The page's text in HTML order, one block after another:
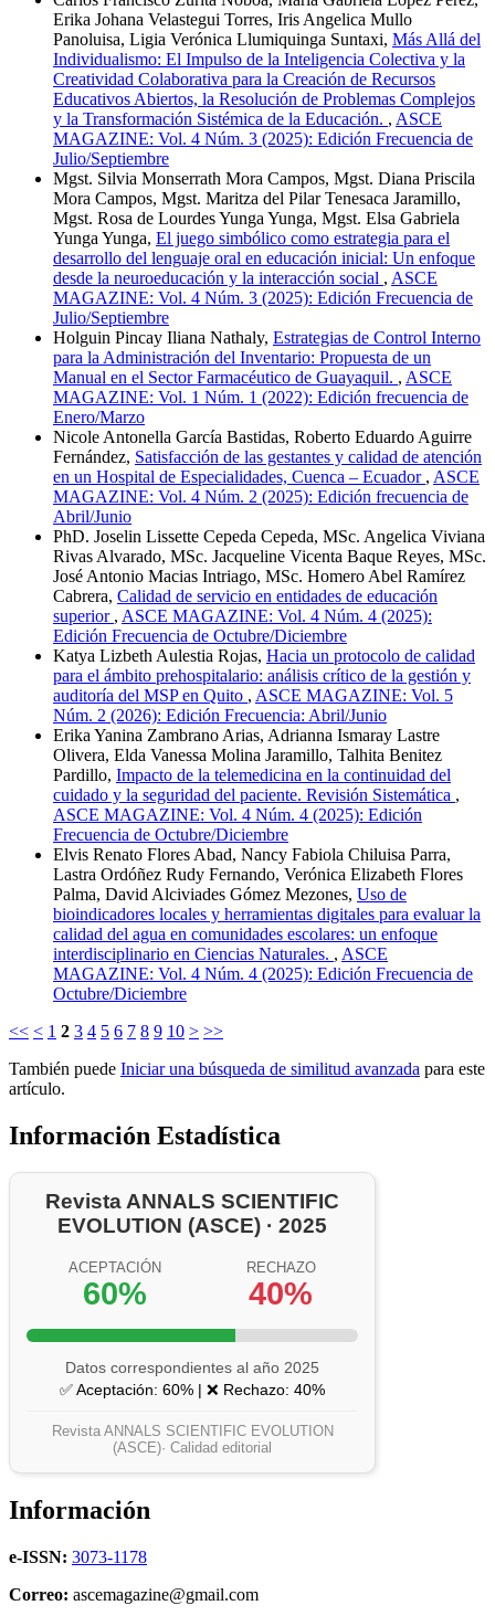
Erika Johana Velastegui Torres, Iris Angelica Mullo
Panoluisa, Ligia Verónica Llumiquinga Suntaxi, Más Allá del
Individualismo: El Impulso de la Inteligencia Colectiva y la
Creatividad Colaborativa para la Creación de Recursos
Educativos Abiertos, la Resolución de Problemas Complejos
y la Transformación Sistémica de la Educación. , ASCE
MAGAZINE: Vol. 4 Núm. 3 (2025): Edición Frecuencia de
Julio/Septiembre
Mgst. Silvia Monserrath Mora Campos, Mgst. Diana Priscila
Mora Campos, Mgst. Maritza del Pilar Tenesaca Jaramillo,
Mgst. Rosa de Lourdes Yunga Yunga, Mgst. Elsa Gabriela
Yunga Yunga, El juego simbólico como estrategia para el
desarrollo del lenguaje oral en educación inicial: Un enfoque
desde la neuroeducación y la interacción social , ASCE
MAGAZINE: Vol. 4 Núm. 3 (2025): Edición Frecuencia de
Julio/Septiembre
Holguin Pincay Iliana Nathaly, Estrategias de Control Interno
para la Administración del Inventario: Propuesta de un
Manual en el Sector Farmacéutico de Guayaquil. , ASCE
MAGAZINE: Vol. 1 Núm. 1 (2022): Edición frecuencia de
Enero/Marzo
Nicole Antonella García Bastidas, Roberto Eduardo Aguirre
Fernández, Satisfacción de las gestantes y calidad de atención
en un Hospital de Especialidades, Cuenca – Ecuador , ASCE
MAGAZINE: Vol. 4 Núm. 2 (2025): Edición frecuencia de
Abril/Junio
PhD. Joselin Lissette Cepeda Cepeda, MSc. Angelica Viviana
Rivas Alvarado, MSc. Jacqueline Vicenta Baque Reyes, MSc.
José Antonio Macias Intriago, MSc. Homero Abel Ramírez
Cabrera, Calidad de servicio en entidades de educación
superior , ASCE MAGAZINE: Vol. 4 Núm. 4 (2025):
Edición Frecuencia de Octubre/Diciembre
Katya Lizbeth Aulestia Rojas, Hacia un protocolo de calidad
para el ámbito prehospitalario: análisis crítico de la gestión y
auditoría del MSP en Quito , ASCE MAGAZINE: Vol. 5
Núm. 2 (2026): Edición Frecuencia: Abril/Junio
Erika Yanina Zambrano Arias, Adrianna Ismaray Lastre
Olivera, Elda Vanessa Molina Jaramillo, Talhita Benitez
Pardillo, Impacto de la telemedicina en la continuidad del
cuidado y la seguridad del paciente. Revisión Sistemática ,
ASCE MAGAZINE: Vol. 4 Núm. 4 (2025): Edición
Frecuencia de Octubre/Diciembre
Elvis Renato Flores Abad, Nancy Fabiola Chiluisa Parra,
Lastra Ordóñez Rudy Fernando, Verónica Elizabeth Flores
Palma, David Alciviades Gómez Mezones, Uso de
bioindicadores locales y herramientas digitales para evaluar la
calidad del agua en comunidades escolares: un enfoque
interdisciplinario en Ciencias Naturales. , ASCE
MAGAZINE: Vol. 4 Núm. 4 (2025): Edición Frecuencia de
Octubre/Diciembre
<< < 1 2 3 4 5 6 7 8 9 10 > >>
También puede Iniciar una búsqueda de similitud avanzada para este
artículo.
Información Estadística
Revista ANNALS SCIENTIFIC
EVOLUTION (ASCE) · 2025
ACEPTACIÓN
60%
RECHAZO
40%
Datos correspondientes al año 2025
✅ Aceptación: 60% | ❌ Rechazo: 40%
Revista ANNALS SCIENTIFIC EVOLUTION
(ASCE)· Calidad editorial
Información
e-ISSN: 3073-1178
Correo: ascemagazine@gmail.com